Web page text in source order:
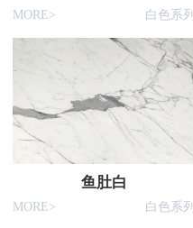
MORE> 白色系列
鱼肚白
MORE> 白色系列